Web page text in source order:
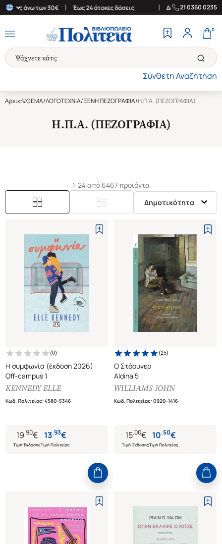
άνω των 30€ | Έως 24 άτοκες δόσεις Δωρεάν Μεταφορικά
21 0360 0235
Σύνθετη Αναζήτηση
0
Αρχική/ΘΕΜΑ/ΛΟΓΟΤΕΧΝΙΑ/ΞΕΝΗ ΠΕΖΟΓΡΑΦΙΑ/Η.Π.Α. (ΠΕΖΟΓΡΑΦΙΑ)
Η.Π.Α. (ΠΕΖΟΓΡΑΦΙΑ)
1-24 από 6467 προϊόντα
Δημοτικότητα
(0)
Η συμφωνία (έκδοση 2026)
Off-campus 1
KENNEDY ELLE
Κωδ. Πολιτείας:4580-5346
19.90€
Τιμή Έκδοσης
13.93€
Τιμή Πολιτείας
(25)
Ο Στόουνερ
Aldina 5
WILLIAMS JOHN
Κωδ. Πολιτείας:0920-1416
15.00€
Τιμή Έκδοσης
10.50€
Τιμή Πολιτείας